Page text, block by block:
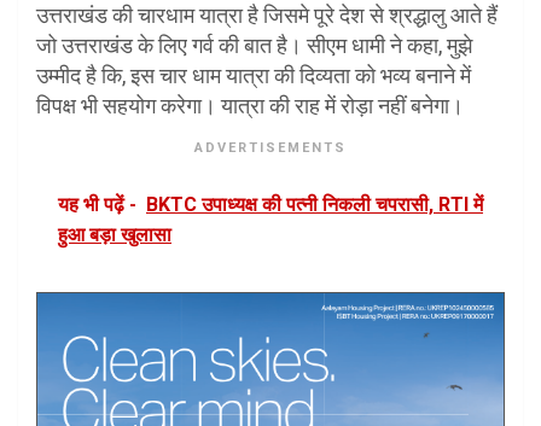
उत्तराखंड की चारधाम यात्रा है जिसमे पूरे देश से श्रद्धालु आते हैं
जो उत्तराखंड के लिए गर्व की बात है। सीएम धामी ने कहा, मुझे
उम्मीद है कि, इस चार धाम यात्रा की दिव्यता को भव्य बनाने में
विपक्ष भी सहयोग करेगा। यात्रा की राह में रोड़ा नहीं बनेगा।
ADVERTISEMENTS
यह भी पढ़ें - BKTC उपाध्यक्ष की पत्नी निकली चपरासी, RTI में
हुआ बड़ा खुलासा